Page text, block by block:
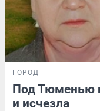
ГОРОД
Под Тюменью
и исчезла